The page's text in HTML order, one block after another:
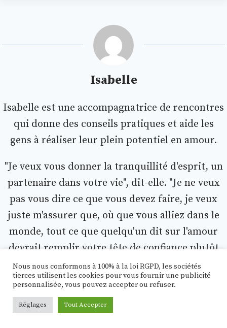
Isabelle
Isabelle est une accompagnatrice de rencontres
qui donne des conseils pratiques et aide les
gens à réaliser leur plein potentiel en amour.
"Je veux vous donner la tranquillité d'esprit, un
partenaire dans votre vie", dit-elle. "Je ne veux
pas vous dire ce que vous devez faire, je veux
juste m'assurer que, où que vous alliez dans le
monde, tout ce que quelqu'un dit sur l'amour
devrait remplir votre tête de confiance plutôt
que de doute".
Nous nous conformons à 100% à la loi RGPD, les sociétés
tierces utilisent les cookies pour vous fournir une publicité
personnalisée, vous pouvez accepter ou refuser.
Réglages Tout Accepter